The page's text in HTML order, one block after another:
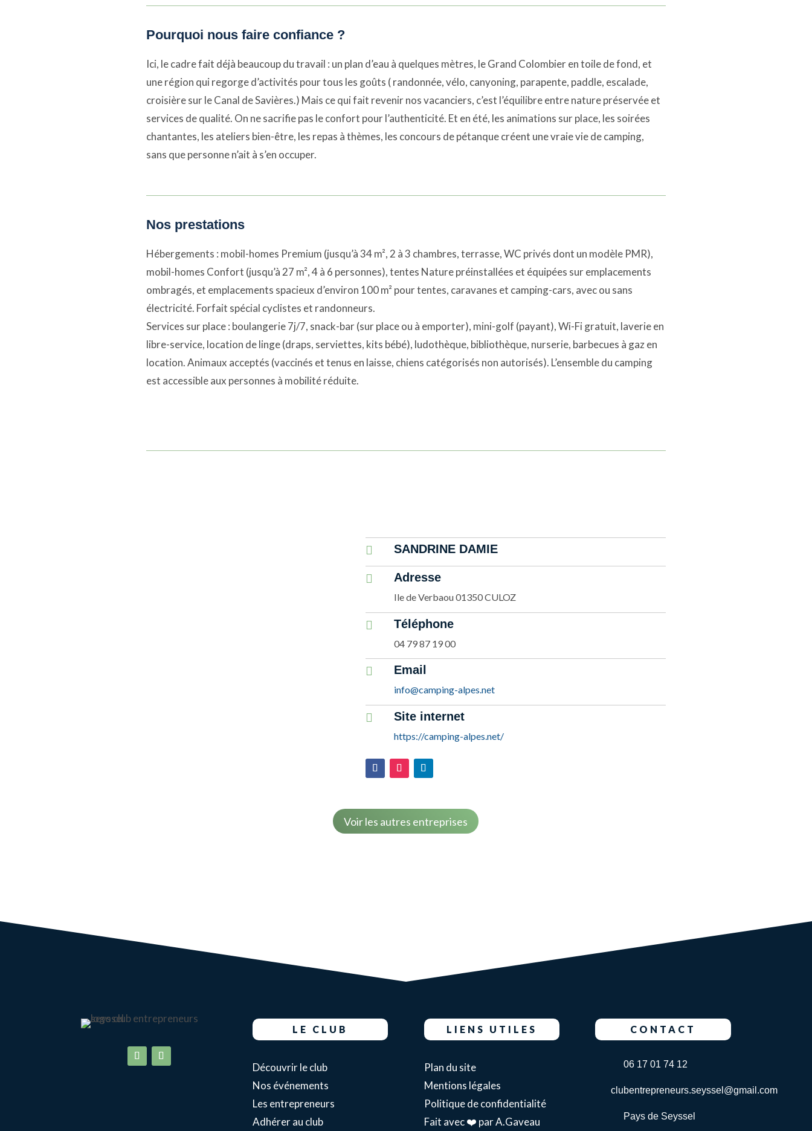
Pourquoi nous faire confiance ?
Ici, le cadre fait déjà beaucoup du travail : un plan d’eau à quelques mètres, le Grand Colombier en toile de fond, et
une région qui regorge d’activités pour tous les goûts ( randonnée, vélo, canyoning, parapente, paddle, escalade,
croisière sur le Canal de Savières.) Mais ce qui fait revenir nos vacanciers, c’est l’équilibre entre nature préservée et
services de qualité. On ne sacrifie pas le confort pour l’authenticité. Et en été, les animations sur place, les soirées
chantantes, les ateliers bien-être, les repas à thèmes, les concours de pétanque créent une vraie vie de camping,
sans que personne n’ait à s’en occuper.
Nos prestations
Hébergements : mobil-homes Premium (jusqu’à 34 m², 2 à 3 chambres, terrasse, WC privés dont un modèle PMR),
mobil-homes Confort (jusqu’à 27 m², 4 à 6 personnes), tentes Nature préinstallées et équipées sur emplacements
ombragés, et emplacements spacieux d’environ 100 m² pour tentes, caravanes et camping-cars, avec ou sans
électricité. Forfait spécial cyclistes et randonneurs.
Services sur place : boulangerie 7j/7, snack-bar (sur place ou à emporter), mini-golf (payant), Wi-Fi gratuit, laverie en
libre-service, location de linge (draps, serviettes, kits bébé), ludothèque, bibliothèque, nurserie, barbecues à gaz en
location. Animaux acceptés (vaccinés et tenus en laisse, chiens catégorisés non autorisés). L’ensemble du camping
est accessible aux personnes à mobilité réduite.
 SANDRINE DAMIE
 Adresse
Ile de Verbaou 01350 CULOZ
 Téléphone
04 79 87 19 00
 Email
info@camping-alpes.net
 Site internet
https://camping-alpes.net/
Voir les autres entreprises
LE CLUB
Découvrir le club
Nos événements
Les entrepreneurs
Adhérer au club
LIENS UTILES
Plan du site
Mentions légales
Politique de confidentialité
Fait avec ❤️ par A.Gaveau
CONTACT
06 17 01 74 12
clubentrepreneurs.seyssel@gmail.com
Pays de Seyssel